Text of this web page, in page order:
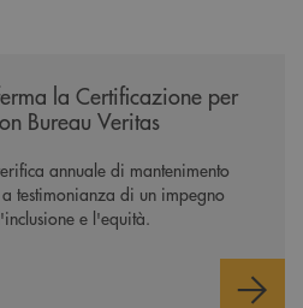
la Certificazione per
Bureau Veritas
annuale di mantenimento
testimonianza di un impegno
e l'equità.